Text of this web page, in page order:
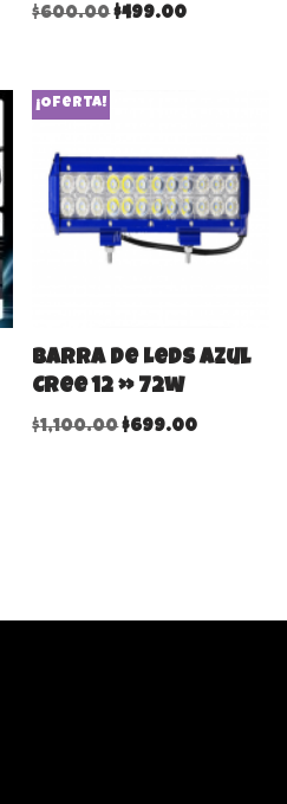
$600.00 $499.00
¡Oferta!
Barra De Leds Azul
Cree 12 » 72w
$1,100.00 $699.00